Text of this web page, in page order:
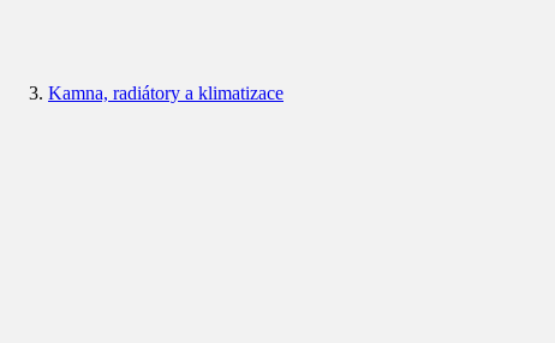
Kamna, radiátory a klimatizace